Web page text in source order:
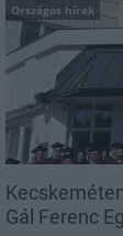
Országos hírek
Gál Ferenc